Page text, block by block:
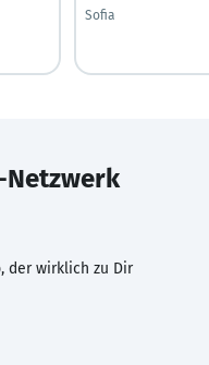
Sofia
Netzwerk
der wirklich zu Dir